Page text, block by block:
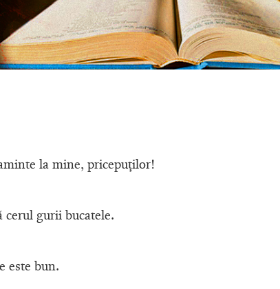
la mine, pricepuţilor!
cerul gurii bucatele.
este bun.